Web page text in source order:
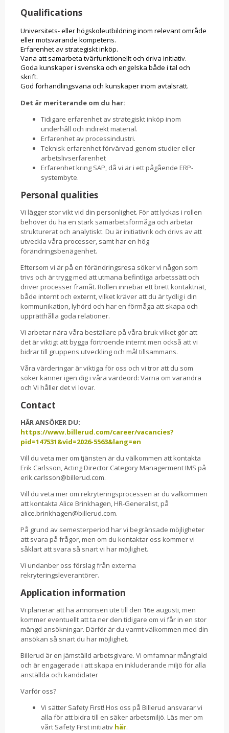
Qualifications
Universitets- eller högskoleutbildning inom relevant område
eller motsvarande kompetens.
Erfarenhet av strategiskt inköp.
Vana att samarbeta tvärfunktionellt och driva initiativ.
Goda kunskaper i svenska och engelska både i tal och
skrift.
God förhandlingsvana och kunskaper inom avtalsrätt.
Det är meriterande om du har:
Tidigare erfarenhet av strategiskt inköp inom
underhåll och indirekt material.
Erfarenhet av processindustri.
Teknisk erfarenhet förvärvad genom studier eller
arbetslivserfarenhet
Erfarenhet kring SAP, då vi är i ett pågående ERP-
systembyte.
Personal qualities
Vi lägger stor vikt vid din personlighet. För att lyckas i rollen
behöver du ha en stark samarbetsförmåga och arbetar
strukturerat och analytiskt. Du är initiativrik och drivs av att
utveckla våra processer, samt har en hög
förändringsbenägenhet.
Eftersom vi är på en förändringsresa söker vi någon som
trivs och är trygg med att utmana befintliga arbetssätt och
driver processer framåt. Rollen innebär ett brett kontaktnät,
både internt och externt, vilket kräver att du är tydlig i din
kommunikation, lyhörd och har en förmåga att skapa och
upprätthålla goda relationer.
Vi arbetar nära våra beställare på våra bruk vilket gör att
det är viktigt att bygga förtroende internt men också att vi
bidrar till gruppens utveckling och mål tillsammans.
Våra värderingar är viktiga för oss och vi tror att du som
söker känner igen dig i våra värdeord: Värna om varandra
och Vi håller det vi lovar.
Contact
HÄR ANSÖKER DU:
https://www.billerud.com/career/vacancies?
pid=147531&vid=2026-5563&lang=en
Vill du veta mer om tjänsten är du välkommen att kontakta
Erik Carlsson, Acting Director Category Managerment IMS på
erik.carlsson@billerud.com.
Vill du veta mer om rekryteringsprocessen är du välkommen
att kontakta Alice Brinkhagen, HR-Generalist, på
alice.brinkhagen@billerud.com.
På grund av semesterperiod har vi begränsade möjligheter
att svara på frågor, men om du kontaktar oss kommer vi
såklart att svara så snart vi har möjlighet.
Vi undanber oss förslag från externa
rekryteringsleverantörer.
Application information
Vi planerar att ha annonsen ute till den 16e augusti, men
kommer eventuellt att ta ner den tidigare om vi får in en stor
mängd ansökningar. Därför är du varmt välkommen med din
ansökan så snart du har möjlighet.
Billerud är en jämställd arbetsgivare. Vi omfamnar mångfald
och är engagerade i att skapa en inkluderande miljö för alla
anställda och kandidater
Varför oss?
Vi sätter Safety First! Hos oss på Billerud ansvarar vi
alla för att bidra till en säker arbetsmiljö. Läs mer om
vårt Safety First initiativ här.